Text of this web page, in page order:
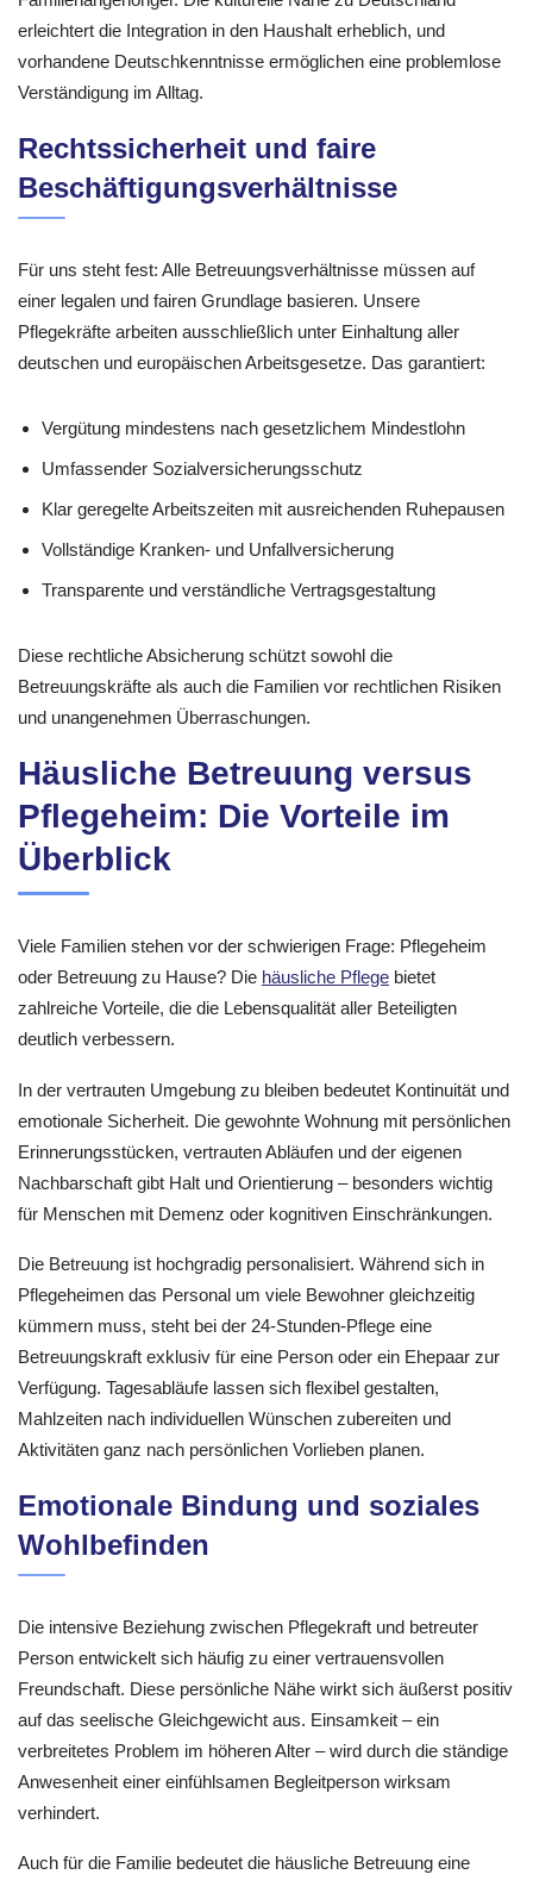
erleichtert die Integration in den Haushalt erheblich, und
vorhandene Deutschkenntnisse ermöglichen eine problemlose
Verständigung im Alltag.
Rechtssicherheit und faire
Beschäftigungsverhältnisse
Für uns steht fest: Alle Betreuungsverhältnisse müssen auf
einer legalen und fairen Grundlage basieren. Unsere
Pflegekräfte arbeiten ausschließlich unter Einhaltung aller
deutschen und europäischen Arbeitsgesetze. Das garantiert:
Vergütung mindestens nach gesetzlichem Mindestlohn
Umfassender Sozialversicherungsschutz
Klar geregelte Arbeitszeiten mit ausreichenden Ruhepausen
Vollständige Kranken- und Unfallversicherung
Transparente und verständliche Vertragsgestaltung
Diese rechtliche Absicherung schützt sowohl die
Betreuungskräfte als auch die Familien vor rechtlichen Risiken
und unangenehmen Überraschungen.
Häusliche Betreuung versus
Pflegeheim: Die Vorteile im
Überblick
Viele Familien stehen vor der schwierigen Frage: Pflegeheim
oder Betreuung zu Hause? Die häusliche Pflege bietet
zahlreiche Vorteile, die die Lebensqualität aller Beteiligten
deutlich verbessern.
In der vertrauten Umgebung zu bleiben bedeutet Kontinuität und
emotionale Sicherheit. Die gewohnte Wohnung mit persönlichen
Erinnerungsstücken, vertrauten Abläufen und der eigenen
Nachbarschaft gibt Halt und Orientierung – besonders wichtig
für Menschen mit Demenz oder kognitiven Einschränkungen.
Die Betreuung ist hochgradig personalisiert. Während sich in
Pflegeheimen das Personal um viele Bewohner gleichzeitig
kümmern muss, steht bei der 24-Stunden-Pflege eine
Betreuungskraft exklusiv für eine Person oder ein Ehepaar zur
Verfügung. Tagesabläufe lassen sich flexibel gestalten,
Mahlzeiten nach individuellen Wünschen zubereiten und
Aktivitäten ganz nach persönlichen Vorlieben planen.
Emotionale Bindung und soziales
Wohlbefinden
Die intensive Beziehung zwischen Pflegekraft und betreuter
Person entwickelt sich häufig zu einer vertrauensvollen
Freundschaft. Diese persönliche Nähe wirkt sich äußerst positiv
auf das seelische Gleichgewicht aus. Einsamkeit – ein
verbreitetes Problem im höheren Alter – wird durch die ständige
Anwesenheit einer einfühlsamen Begleitperson wirksam
verhindert.
Auch für die Familie bedeutet die häusliche Betreuung eine